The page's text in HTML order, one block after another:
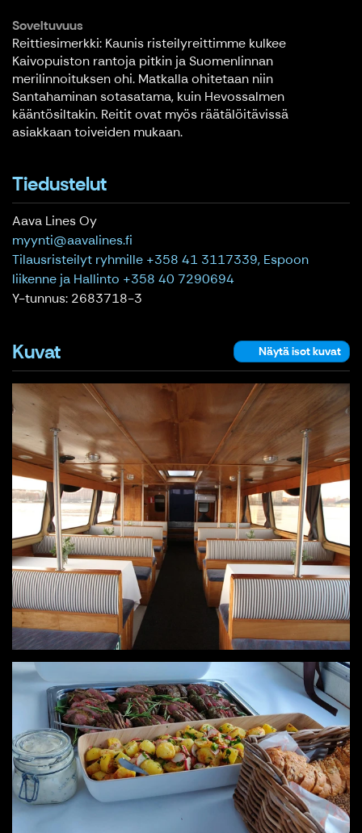
Soveltuvuus
Reittiesimerkki: Kaunis risteilyreittimme kulkee
Kaivopuiston rantoja pitkin ja Suomenlinnan
merilinnoituksen ohi. Matkalla ohitetaan niin
Santahaminan sotasatama, kuin Hevossalmen
kääntösiltakin. Reitit ovat myös räätälöitävissä
asiakkaan toiveiden mukaan.
Tiedustelut
Aava Lines Oy
myynti@aavalines.fi
Tilausristeilyt ryhmille +358 41 3117339, Espoon
liikenne ja Hallinto +358 40 7290694
Y-tunnus: 2683718-3
Kuvat Näytä isot kuvat